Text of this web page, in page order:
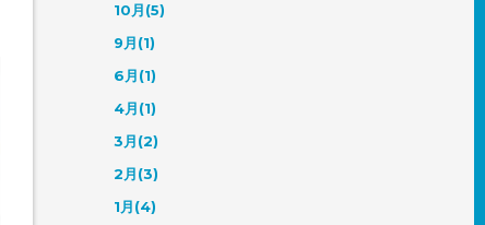
10月(5)
9月(1)
6月(1)
4月(1)
3月(2)
2月(3)
1月(4)